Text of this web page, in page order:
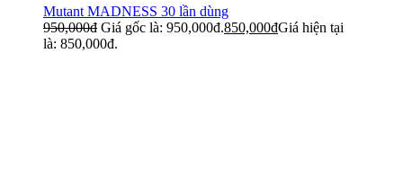
Mutant MADNESS 30 lần dùng
950,000đ Giá gốc là: 950,000đ.850,000đGiá hiện tại
là: 850,000đ.